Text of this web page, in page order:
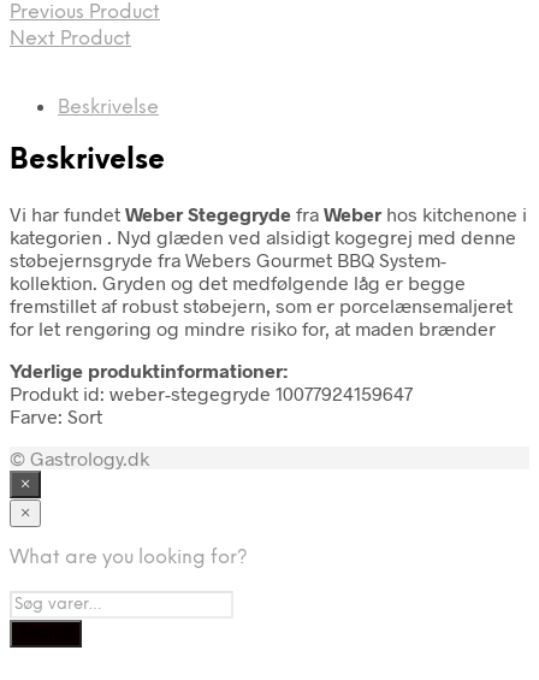
Previous Product
Next Product
Beskrivelse
Beskrivelse
Vi har fundet Weber Stegegryde fra Weber hos kitchenone i
kategorien . Nyd glæden ved alsidigt kogegrej med denne
støbejernsgryde fra Webers Gourmet BBQ System-
kollektion. Gryden og det medfølgende låg er begge
fremstillet af robust støbejern, som er porcelænsemaljeret
for let rengøring og mindre risiko for, at maden brænder
Yderlige produktinformationer:
Produkt id: weber-stegegryde 10077924159647
Farve: Sort
© Gastrology.dk
×
×
What are you looking for?